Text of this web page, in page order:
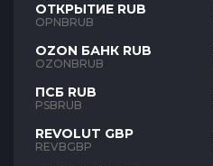
ОТКРЫТИЕ RUB
OPNBRUB
OZON БАНК RUB
OZONBRUB
ПСБ RUB
PSBRUB
REVOLUT GBP
REVBGBP